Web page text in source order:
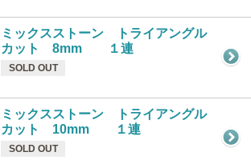
ミックスストーン トライアングル
カット 8mm １連
SOLD OUT
ミックスストーン トライアングル
カット 10mm １連
SOLD OUT